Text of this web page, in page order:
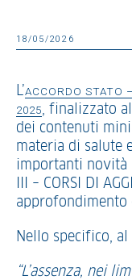
18/05/2026
L’ACCORDO STATO
2025, finalizzato
dei contenuti
materia di salute
importanti novità
III – CORSI DI
approfondimento
Nello specifico,
“L’assenza, nei